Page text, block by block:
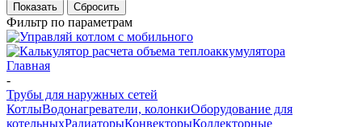
Сбросить
Фильтр по параметрам
Главная
-
Трубы для наружных сетей
КотлыВодонагреватели, колонкиОборудование для
котельныхРадиаторыКонвекторыКоллекторные